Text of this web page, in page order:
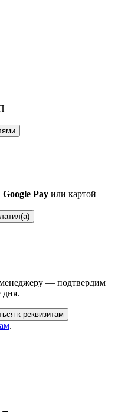
Google Pay или картой
— подтвердим
дня.
к реквизитам
.